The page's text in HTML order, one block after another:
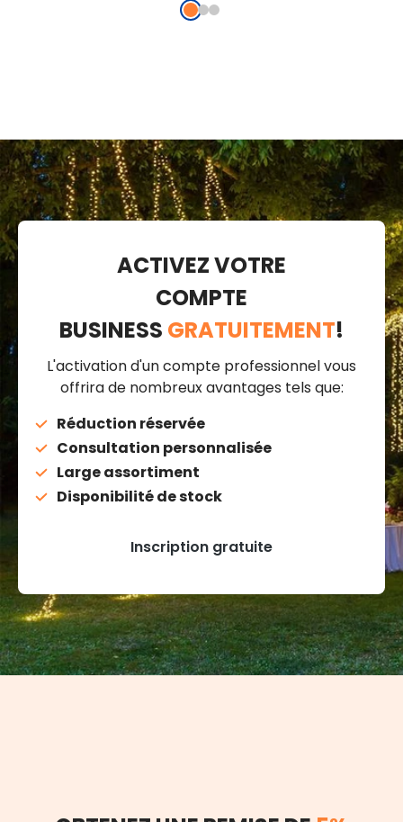
ACTIVEZ VOTRE
COMPTE
BUSINESS GRATUITEMENT!
L'activation d'un compte professionnel vous
offrira de nombreux avantages tels que:
Réduction réservée
Consultation personnalisée
Large assortiment
Disponibilité de stock
Inscription gratuite